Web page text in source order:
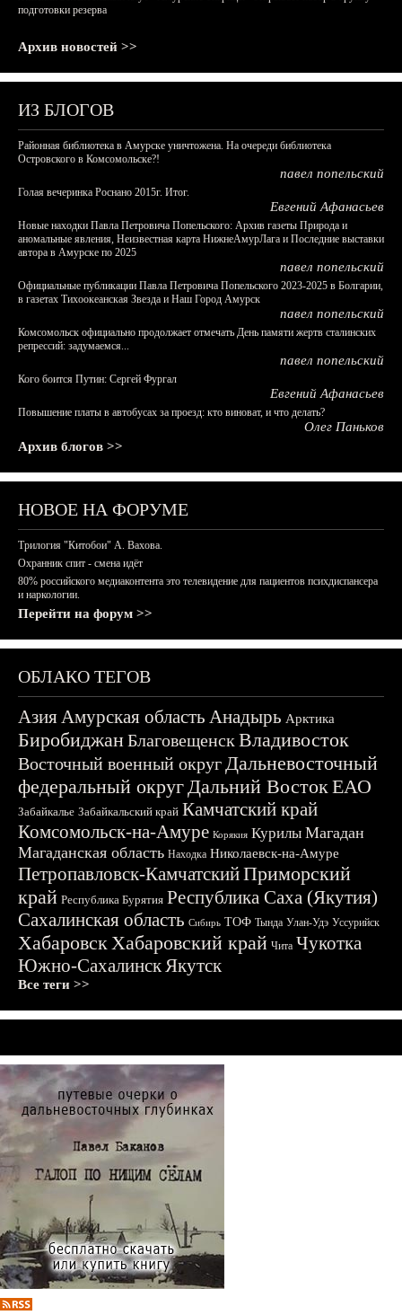
подготовки резерва
Архив новостей >>
ИЗ БЛОГОВ
Районная библиотека в Амурске уничтожена. На очереди библиотека
Островского в Комсомольске?!
павел попельский
Голая вечеринка Роснано 2015г. Итог.
Евгений Афанасьев
Новые находки Павла Петровича Попельского: Архив газеты Природа и
аномальные явления, Неизвестная карта НижнеАмурЛага и Последние выставки
автора в Амурске по 2025
павел попельский
Официальные публикации Павла Петровича Попельского 2023-2025 в Болгарии,
в газетах Тихоокеанская Звезда и Наш Город Амурск
павел попельский
Комсомольск официально продолжает отмечать День памяти жертв сталинских
репрессий: задумаемся...
павел попельский
Кого боится Путин: Сергей Фургал
Евгений Афанасьев
Повышение платы в автобусах за проезд: кто виноват, и что делать?
Олег Паньков
Архив блогов >>
НОВОЕ НА ФОРУМЕ
Трилогия "Китобои" А. Вахова.
Охранник спит - смена идёт
80% российского медиаконтента это телевидение для пациентов психдиспансера
и наркологии.
Перейти на форум >>
ОБЛАКО ТЕГОВ
АзияАмурская область Анадырь Арктика
БиробиджанБлаговещенскВладивосток
Восточный военный округДальневосточный
федеральный округДальний ВостокЕАО
Забайкалье Забайкальский край Камчатский край
Комсомольск-на-Амуре Корякия Курилы Магадан
Магаданская область Находка Николаевск-на-Амуре
Петропавловск-КамчатскийПриморский
край Республика Бурятия Республика Саха (Якутия)
Сахалинская область Сибирь ТОФ Тында Улан-Удэ Уссурийск
ХабаровскХабаровский край Чита Чукотка
Южно-СахалинскЯкутск
Все теги >>